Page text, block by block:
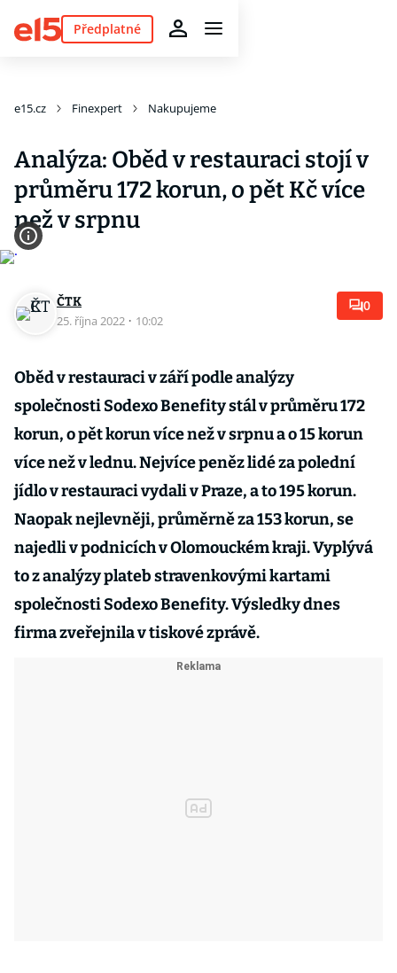
Předplatné
e15.cz Finexpert Nakupujeme
Analýza: Oběd v restauraci stojí v
průměru 172 korun, o pět Kč více
než v srpnu
ČTK
25. října 2022 · 10:02
0
Oběd v restauraci v září podle analýzy
společnosti Sodexo Benefity stál v průměru 172
korun, o pět korun více než v srpnu a o 15 korun
více než v lednu. Nejvíce peněz lidé za polední
jídlo v restauraci vydali v Praze, a to 195 korun.
Naopak nejlevněji, průměrně za 153 korun, se
najedli v podnicích v Olomouckém kraji. Vyplývá
to z analýzy plateb stravenkovými kartami
společnosti Sodexo Benefity. Výsledky dnes
firma zveřejnila v tiskové zprávě.